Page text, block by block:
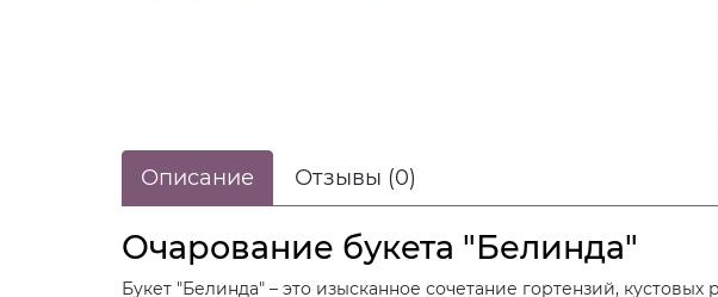
Описание Отзывы (0)
Очарование букета "Белинда"
Букет "Белинда" – это изысканное сочетание гортензий,